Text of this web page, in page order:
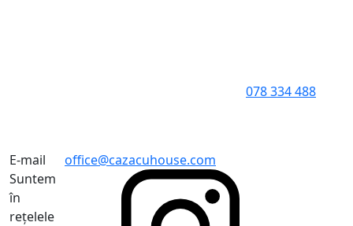
078 334 488
E-mail
office@cazacuhouse.com
Suntem
în
rețelele